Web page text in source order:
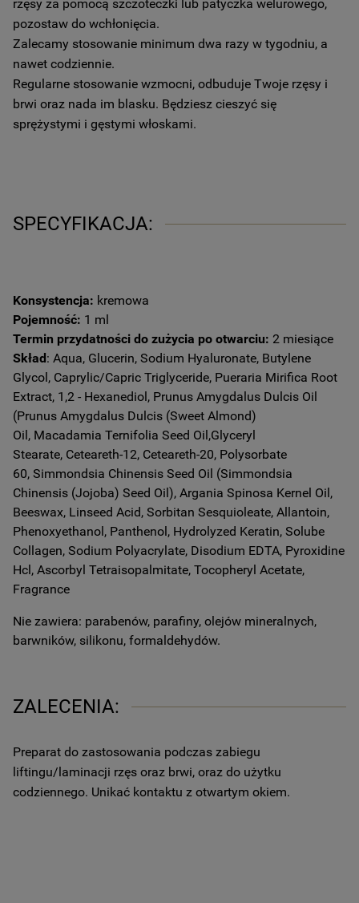
rzęsy za pomocą szczoteczki lub patyczka welurowego,
pozostaw do wchłonięcia.
Zalecamy stosowanie minimum dwa razy w tygodniu, a
nawet codziennie.
Regularne stosowanie wzmocni, odbuduje Twoje rzęsy i
brwi oraz nada im blasku. Będziesz cieszyć się
sprężystymi i gęstymi włoskami.
SPECYFIKACJA:
Konsystencja: kremowa
Pojemność: 1 ml
Termin przydatności do zużycia po otwarciu: 2 miesiące
Skład: Aqua, Glucerin, Sodium Hyaluronate, Butylene
Glycol, Caprylic/Capric Triglyceride, Pueraria Mirifica Root
Extract, 1,2 - Hexanediol, Prunus Amygdalus Dulcis Oil
(Prunus Amygdalus Dulcis (Sweet Almond)
Oil, Macadamia Ternifolia Seed Oil,Glyceryl
Stearate, Ceteareth-12, Ceteareth-20, Polysorbate
60, Simmondsia Chinensis Seed Oil (Simmondsia
Chinensis (Jojoba) Seed Oil), Argania Spinosa Kernel Oil,
Beeswax, Linseed Acid, Sorbitan Sesquioleate, Allantoin,
Phenoxyethanol, Panthenol, Hydrolyzed Keratin, Solube
Collagen, Sodium Polyacrylate, Disodium EDTA, Pyroxidine
Hcl, Ascorbyl Tetraisopalmitate, Tocopheryl Acetate,
Fragrance
Nie zawiera: parabenów, parafiny, olejów mineralnych,
barwników, silikonu, formaldehydów.
ZALECENIA:
Preparat do zastosowania podczas zabiegu
liftingu/laminacji rzęs oraz brwi, oraz do użytku
codziennego. Unikać kontaktu z otwartym okiem.